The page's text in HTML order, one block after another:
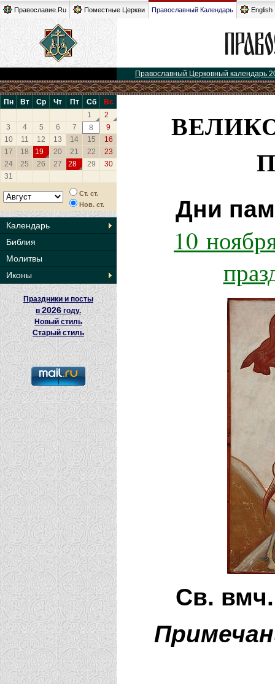
Православие.Ru Поместные Церкви Православный Календарь English
Православный Церковный календарь
Пн Вт Ср Чт Пт Сб
Вс
1
2
3
4 5 6 7 8
9
10
11 12 13 14 15
16
17
18 19 20 21 22
23
24
25 26 27 28 29
30
31
Ст. ст.
Нов. ст.
Календарь
Библия
Молитвы
Иконы
Праздники и посты
в2026 году.
Новый стиль
Старый стиль
Дни
10
Св.